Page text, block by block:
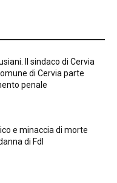
Il sindaco di Cervia
di Cervia parte
penale
e minaccia di morte
di FdI